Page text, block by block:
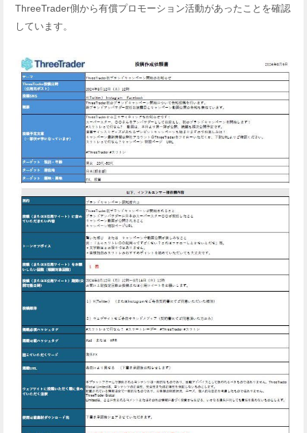
ThreeTrader側から有償プロモーション活動があったことを確認
しています。